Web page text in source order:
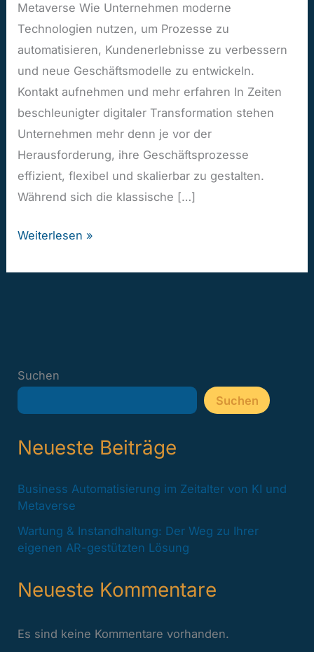
Metaverse Wie Unternehmen moderne
Technologien nutzen, um Prozesse zu
automatisieren, Kundenerlebnisse zu verbessern
und neue Geschäftsmodelle zu entwickeln.
Kontakt aufnehmen und mehr erfahren In Zeiten
beschleunigter digitaler Transformation stehen
Unternehmen mehr denn je vor der
Herausforderung, ihre Geschäftsprozesse
effizient, flexibel und skalierbar zu gestalten.
Während sich die klassische […]
Weiterlesen »
Suchen
Suchen
Neueste Beiträge
Business Automatisierung im Zeitalter von KI und
Metaverse
Wartung & Instandhaltung: Der Weg zu Ihrer
eigenen AR-gestützten Lösung
Neueste Kommentare
Es sind keine Kommentare vorhanden.